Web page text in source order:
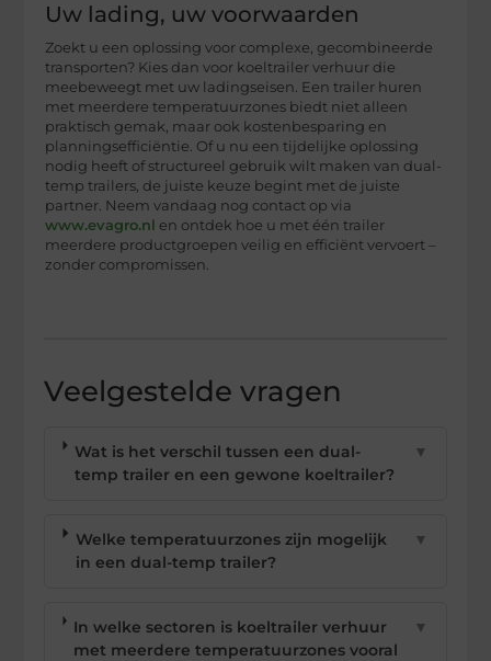
Uw lading, uw voorwaarden
Zoekt u een oplossing voor complexe, gecombineerde
transporten? Kies dan voor koeltrailer verhuur die
meebeweegt met uw ladingseisen. Een trailer huren
met meerdere temperatuurzones biedt niet alleen
praktisch gemak, maar ook kostenbesparing en
planningsefficiëntie. Of u nu een tijdelijke oplossing
nodig heeft of structureel gebruik wilt maken van dual-
temp trailers, de juiste keuze begint met de juiste
partner. Neem vandaag nog contact op via
www.evagro.nl en ontdek hoe u met één trailer
meerdere productgroepen veilig en efficiënt vervoert –
zonder compromissen.
Veelgestelde vragen
Wat is het verschil tussen een dual-
temp trailer en een gewone koeltrailer?
▼
Welke temperatuurzones zijn mogelijk
in een dual-temp trailer?
▼
In welke sectoren is koeltrailer verhuur
met meerdere temperatuurzones vooral
▼